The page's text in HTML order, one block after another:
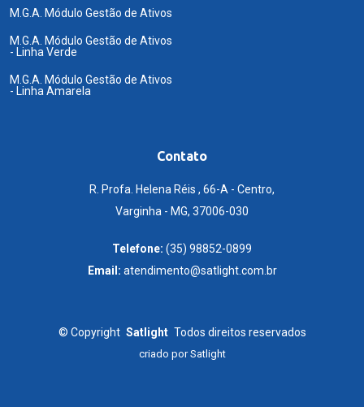
M.G.A. Módulo Gestão de Ativos
M.G.A. Módulo Gestão de Ativos
- Linha Verde
M.G.A. Módulo Gestão de Ativos
- Linha Amarela
Contato
R. Profa. Helena Réis , 66-A - Centro,
Varginha - MG, 37006-030
Telefone: (35) 98852-0899
Email: atendimento@satlight.com.br
© Copyright Satlight Todos direitos reservados
criado porSatlight